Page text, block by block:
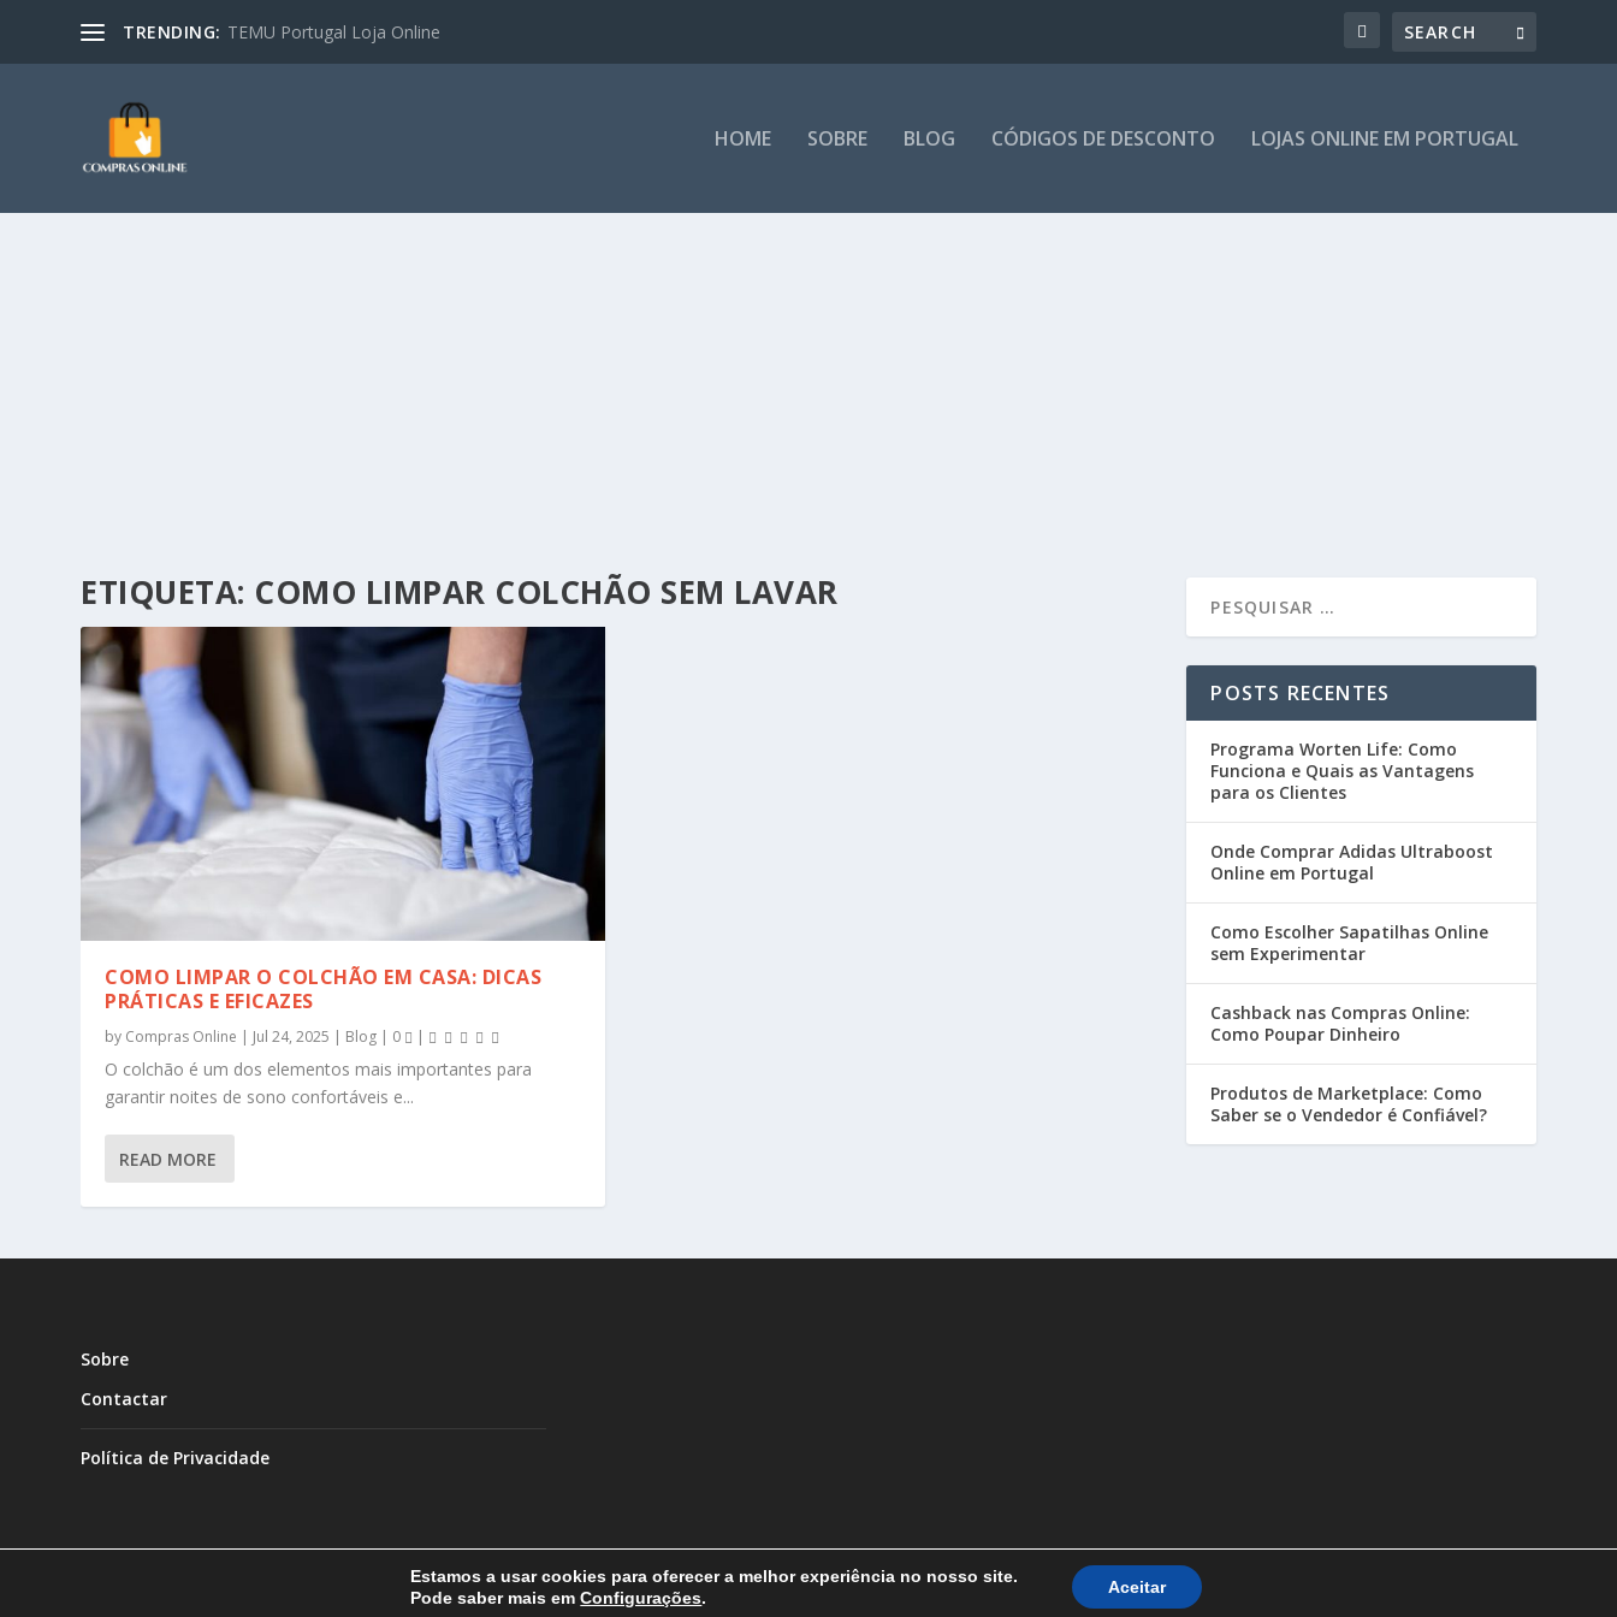
TRENDING: TEMU Portugal Loja Online
HOME SOBRE BLOG CÓDIGOS DE DESCONTO LOJAS ONLINE EM PORTUGAL
ETIQUETA: COMO LIMPAR COLCHÃO SEM LAVAR
COMO LIMPAR O COLCHÃO EM CASA: DICAS
PRÁTICAS E EFICAZES
by Compras Online | Jul 24, 2025 | Blog | 0 |
O colchão é um dos elementos mais importantes para
garantir noites de sono confortáveis e...
READ MORE
POSTS RECENTES
Programa Worten Life: Como
Funciona e Quais as Vantagens
para os Clientes
Onde Comprar Adidas Ultraboost
Online em Portugal
Como Escolher Sapatilhas Online
sem Experimentar
Cashback nas Compras Online:
Como Poupar Dinheiro
Produtos de Marketplace: Como
Saber se o Vendedor é Confiável?
Sobre
Contactar
Política de Privacidade
| Powered byWordPress
Estamos a usar cookies para oferecer a melhor experiência no nosso site.
Pode saber mais emConfigurações.
Aceitar